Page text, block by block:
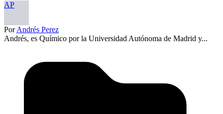
AP
PorAndrés Perez
Andrés, es Químico por la Universidad Autónoma de Madrid y...